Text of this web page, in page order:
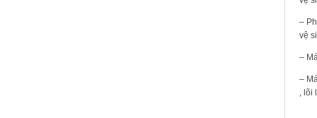
–
vệ
–
–
,